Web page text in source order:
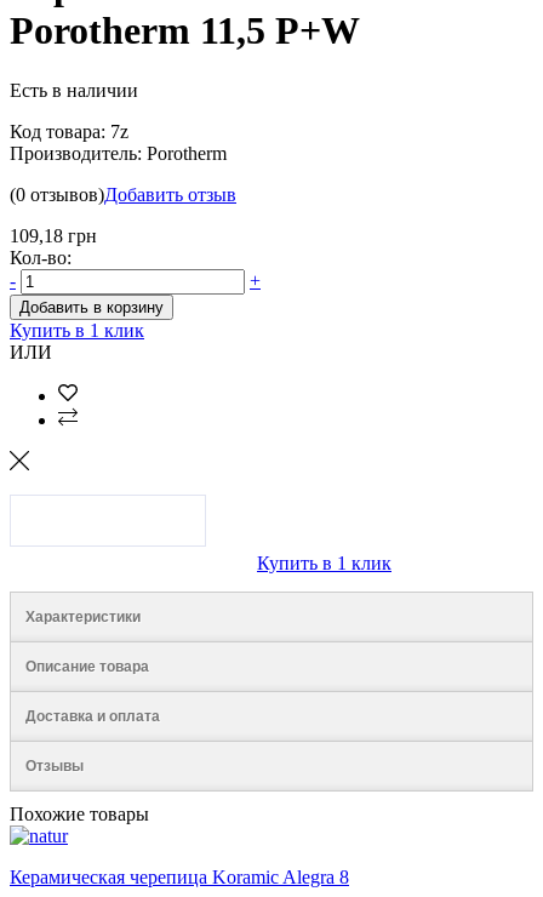
Porotherm 11,5 P+W
Есть в наличии
Код товара: 7z
Производитель: Porotherm
(0 отзывов)Добавить отзыв
109,18 грн
Кол-во:
-
+
Добавить в корзину
Купить в 1 клик
ИЛИ
Купить в 1 клик
Характеристики
Описание товара
Доставка и оплата
Отзывы
Похожие товары
Керамическая черепица Koramic Alegra 8